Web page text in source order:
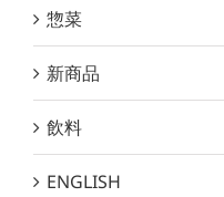
惣菜
新商品
飲料
ENGLISH